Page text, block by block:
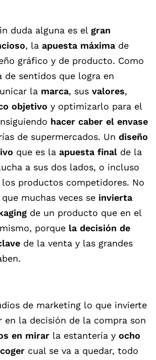
duda alguna es el gran
, la apuesta máxima de
gráfico y de producto. Como
de sentidos que logra en
la marca, sus valores,
objetivo y optimizarlo para el
hacer caber el envase
de supermercados. Un diseño
que es la apuesta final de la
a sus dos lados, o incluso
productos competidores. No
muchas veces se invierta
de un producto que en el
porque la decisión de
de la venta y las grandes
de marketing lo que invierte
en la decisión de la compra son
en mirar la estantería y ocho
cual se va a quedar, todo